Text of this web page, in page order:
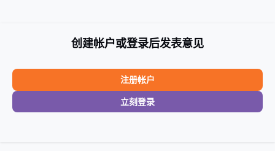
创建帐户或登录后发表意见
注册帐户
立刻登录